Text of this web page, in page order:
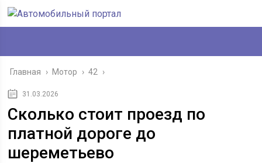
Главная › Мотор › 42 ›
31.03.2026
Сколько стоит проезд по
платной дороге до
шереметьево